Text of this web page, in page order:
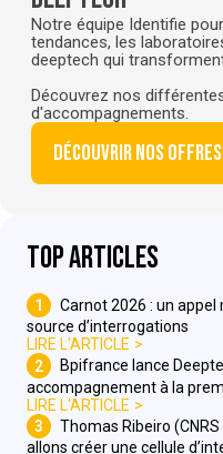
Notre équipe Identifie
tendances, les
deeptech qui
Découvrez nos
d'accompagnements.
Découvrir nos offres
Top articles
1
Carnot 2026 : un
source d’interrogations
LIRE L'ARTICLE
2
Bpifrance lance
accompagnement à la
LIRE L'ARTICLE
3
Thomas Ribeiro
allons créer une cellule